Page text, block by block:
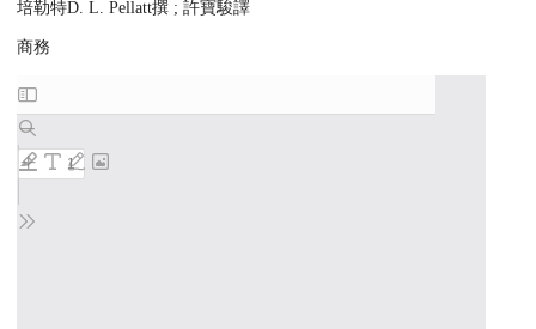
培勒特D. L. Pellatt撰 ; 許寶駿譯
商務